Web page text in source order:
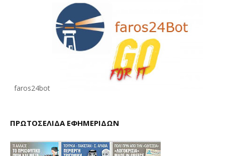
faros24bot
ΠΡΩΤΟΣΕΛΙΔΑ ΕΦΗΜΕΡΙΔΩΝ